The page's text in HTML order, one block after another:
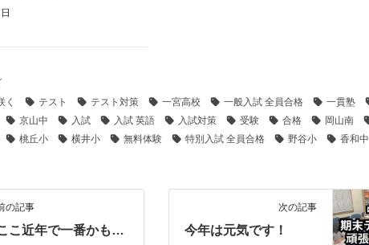
く テスト テスト対策 一宮高校 一般入試 全員合格 一貫塾
京山中 入試 入試 英語 入試対策 受験 合格 岡山南
桃丘小 横井小 無料体験 特別入試 全員合格 野谷小 香和中
の記事
こ近年で一番かも…
次の記事
今年は元気です！